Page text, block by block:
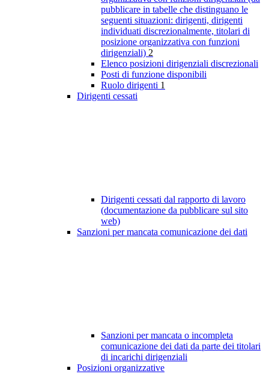
pubblicare in tabelle che distinguano le
seguenti situazioni: dirigenti, dirigenti
individuati discrezionalmente, titolari di
posizione organizzativa con funzioni
dirigenziali) 2
Elenco posizioni dirigenziali discrezionali
Posti di funzione disponibili
Ruolo dirigenti 1
Dirigenti cessati
Dirigenti cessati dal rapporto di lavoro
(documentazione da pubblicare sul sito
web)
Sanzioni per mancata comunicazione dei dati
Sanzioni per mancata o incompleta
comunicazione dei dati da parte dei titolari
di incarichi dirigenziali
Posizioni organizzative